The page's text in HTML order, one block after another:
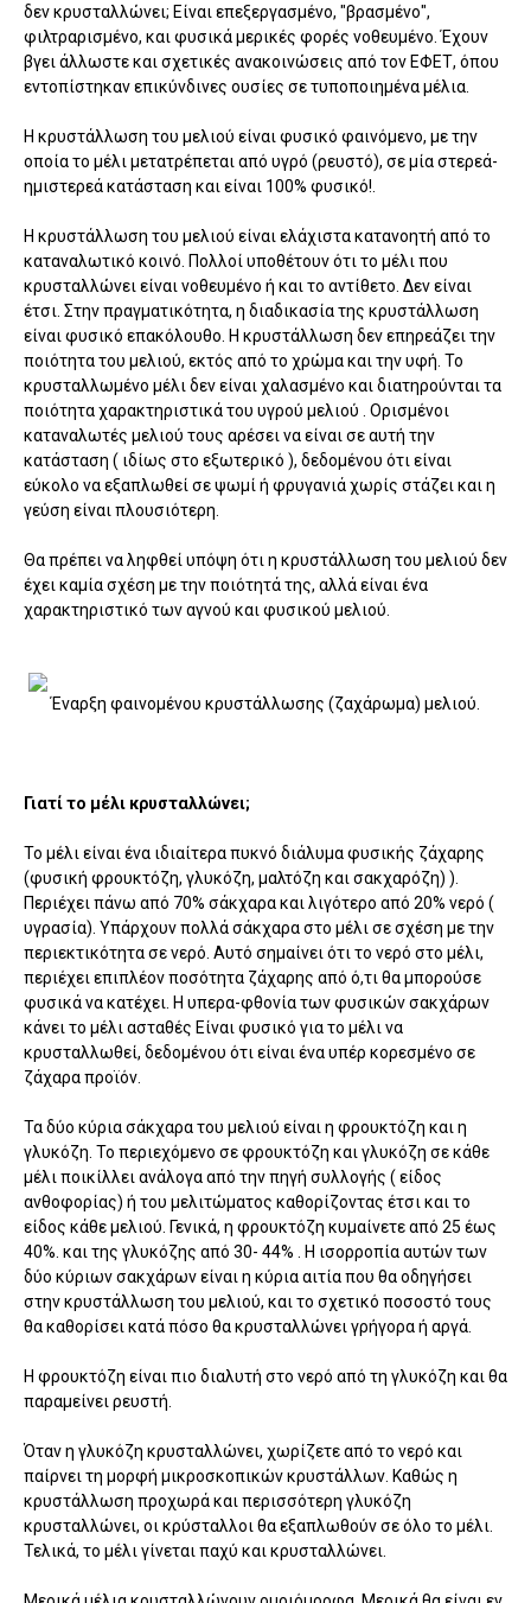
δεν κρυσταλλώνει; Είναι επεξεργασμένο, "βρασμένο",
φιλτραρισμένο, και φυσικά μερικές φορές νοθευμένο. Έχουν
βγει άλλωστε και σχετικές ανακοινώσεις από τον ΕΦΕΤ, όπου
εντοπίστηκαν επικύνδινες ουσίες σε τυποποιημένα μέλια.
Η κρυστάλλωση του μελιού είναι φυσικό φαινόμενο, με την
οποία το μέλι μετατρέπεται από υγρό (ρευστό), σε μία στερεά-
ημιστερεά κατάσταση και είναι 100% φυσικό!.
Η κρυστάλλωση του μελιού είναι ελάχιστα κατανοητή από το
καταναλωτικό κοινό. Πολλοί υποθέτουν ότι το μέλι που
κρυσταλλώνει είναι νοθευμένο ή και το αντίθετο. Δεν είναι
έτσι. Στην πραγματικότητα, η διαδικασία της κρυστάλλωση
είναι φυσικό επακόλουθο. Η κρυστάλλωση δεν επηρεάζει την
ποιότητα του μελιού, εκτός από το χρώμα και την υφή. Το
κρυσταλλωμένο μέλι δεν είναι χαλασμένο και διατηρούνται τα
ποιότητα χαρακτηριστικά του υγρού μελιού . Ορισμένοι
καταναλωτές μελιού τους αρέσει να είναι σε αυτή την
κατάσταση ( ιδίως στο εξωτερικό ), δεδομένου ότι είναι
εύκολο να εξαπλωθεί σε ψωμί ή φρυγανιά χωρίς στάζει και η
γεύση είναι πλουσιότερη.
Θα πρέπει να ληφθεί υπόψη ότι η κρυστάλλωση του μελιού δεν
έχει καμία σχέση με την ποιότητά της, αλλά είναι ένα
χαρακτηριστικό των αγνού και φυσικού μελιού.
Έναρξη φαινομένου κρυστάλλωσης (ζαχάρωμα) μελιού.
Γιατί το μέλι κρυσταλλώνει;
Το μέλι είναι ένα ιδιαίτερα πυκνό διάλυμα φυσικής ζάχαρης
(φυσική φρουκτόζη, γλυκόζη, μαλτόζη και σακχαρόζη) ).
Περιέχει πάνω από 70% σάκχαρα και λιγότερο από 20% νερό (
υγρασία). Υπάρχουν πολλά σάκχαρα στο μέλι σε σχέση με την
περιεκτικότητα σε νερό. Αυτό σημαίνει ότι το νερό στο μέλι,
περιέχει επιπλέον ποσότητα ζάχαρης από ό,τι θα μπορούσε
φυσικά να κατέχει. Η υπερα-φθονία των φυσικών σακχάρων
κάνει το μέλι ασταθές Είναι φυσικό για το μέλι να
κρυσταλλωθεί, δεδομένου ότι είναι ένα υπέρ κορεσμένο σε
ζάχαρα προϊόν.
Τα δύο κύρια σάκχαρα του μελιού είναι η φρουκτόζη και η
γλυκόζη. Το περιεχόμενο σε φρουκτόζη και γλυκόζη σε κάθε
μέλι ποικίλλει ανάλογα από την πηγή συλλογής ( είδος
ανθοφορίας) ή του μελιτώματος καθορίζοντας έτσι και το
είδος κάθε μελιού. Γενικά, η φρουκτόζη κυμαίνετε από 25 έως
40%. και της γλυκόζης από 30- 44% . Η ισορροπία αυτών των
δύο κύριων σακχάρων είναι η κύρια αιτία που θα οδηγήσει
στην κρυστάλλωση του μελιού, και το σχετικό ποσοστό τους
θα καθορίσει κατά πόσο θα κρυσταλλώνει γρήγορα ή αργά.
Η φρουκτόζη είναι πιο διαλυτή στο νερό από τη γλυκόζη και θα
παραμείνει ρευστή.
Όταν η γλυκόζη κρυσταλλώνει, χωρίζετε από το νερό και
παίρνει τη μορφή μικροσκοπικών κρυστάλλων. Καθώς η
κρυστάλλωση προχωρά και περισσότερη γλυκόζη
κρυσταλλώνει, οι κρύσταλλοι θα εξαπλωθούν σε όλο το μέλι.
Τελικά, το μέλι γίνεται παχύ και κρυσταλλώνει.